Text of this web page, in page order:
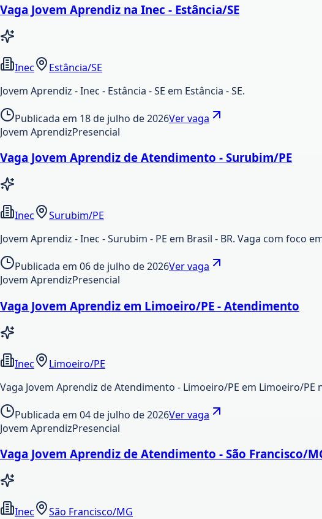
Vaga Jovem Aprendiz na Inec - Estância/SE
Inec
Estância/SE
Jovem Aprendiz - Inec - Estância - SE em Estância - SE.
Publicada em 18 de julho de 2026Ver vaga
Jovem AprendizPresencial
Vaga Jovem Aprendiz de Atendimento - Surubim/PE
Inec
Surubim/PE
Jovem Aprendiz - Inec - Surubim - PE em Brasil - BR. Vaga com foco
Publicada em 06 de julho de 2026Ver vaga
Jovem AprendizPresencial
Vaga Jovem Aprendiz em Limoeiro/PE - Atendimento
Inec
Limoeiro/PE
Vaga Jovem Aprendiz de Atendimento - Limoeiro/PE em Limoeiro/PE
Publicada em 04 de julho de 2026Ver vaga
Jovem AprendizPresencial
Vaga Jovem Aprendiz de Atendimento - São Francisco/
Inec
São Francisco/MG